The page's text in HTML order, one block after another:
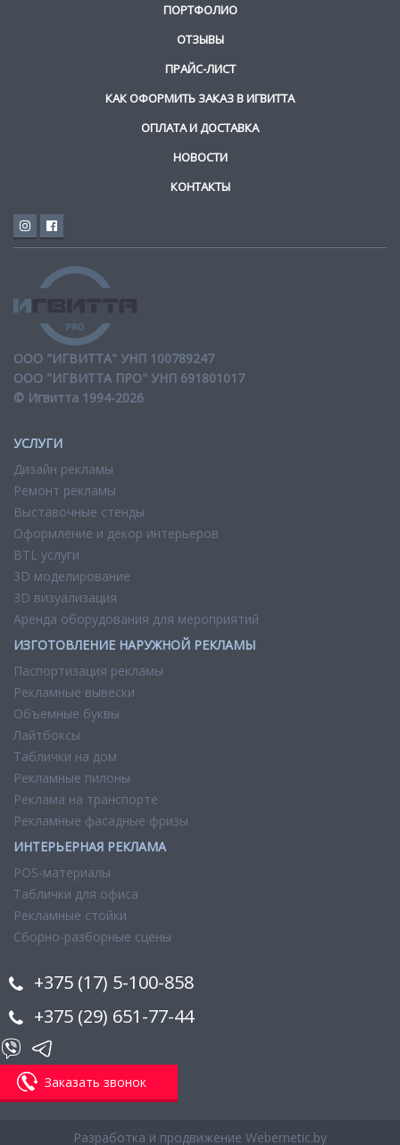
ПОРТФОЛИО
ОТЗЫВЫ
ПРАЙС-ЛИСТ
КАК ОФОРМИТЬ ЗАКАЗ В ИГВИТТА
ОПЛАТА И ДОСТАВКА
НОВОСТИ
КОНТАКТЫ
ООО "ИГВИТТА" УНП 100789247
ООО "ИГВИТТА ПРО" УНП 691801017
© Игвитта 1994-2026
УСЛУГИ
Дизайн рекламы
Ремонт рекламы
Выставочные стенды
Оформление и декор интерьеров
BTL услуги
3D моделирование
3D визуализация
Аренда оборудования для мероприятий
ИЗГОТОВЛЕНИЕ НАРУЖНОЙ РЕКЛАМЫ
Паспортизация рекламы
Рекламные вывески
Объемные буквы
Лайтбоксы
Таблички на дом
Рекламные пилоны
Реклама на транспорте
Рекламные фасадные фризы
ИНТЕРЬЕРНАЯ РЕКЛАМА
POS-материалы
Таблички для офиса
Рекламные стойки
Сборно-разборные сцены
+375 (17) 5-100-858
+375 (29) 651-77-44
Заказать звонок
Разработка и продвижение Webernetic.by